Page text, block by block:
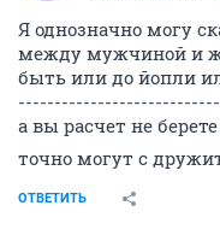
Я однозначно могу
между мужчиной и
быть или до йопли
а вы расчет не
точно могут с
ОТВЕТИТЬ